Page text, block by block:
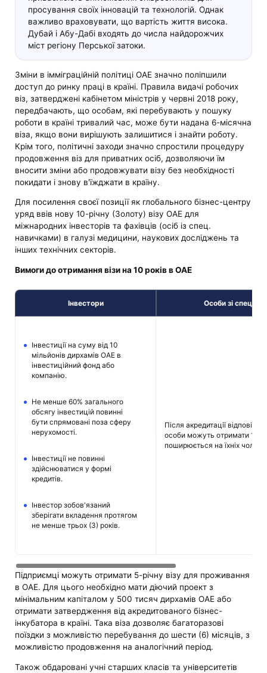
просування своїх інновацій та технологій. Однак
важливо враховувати, що вартість життя висока.
Дубай і Абу-Дабі входять до числа найдорожчих
міст регіону Перської затоки.
Зміни в імміграційній політиці ОАЕ значно поліпшили
доступ до ринку праці в країні. Правила видачі робочих
віз, затверджені кабінетом міністрів у червні 2018 року,
передбачають, що особам, які перебувають у пошуку
роботи в країні тривалий час, може бути надана 6-місячна
віза, якщо вони вирішують залишитися і знайти роботу.
Крім того, політичні заходи значно спростили процедуру
продовження віз для приватних осіб, дозволяючи їм
вносити зміни або продовжувати візу без необхідності
покидати і знову в'їжджати в країну.
Для посилення своєї позиції як глобального бізнес-центру
уряд ввів нову 10-річну (Золоту) візу ОАЕ для
міжнародних інвесторів та фахівців (осіб із спец.
навичками) в галузі медицини, наукових досліджень та
інших технічних секторів.
Вимоги до отримання візи на 10 років в ОАЕ
Інвестори Особи зі
Інвестиції на суму від 10
мільйонів дирхамів ОАЕ в
інвестиційний фонд або
компанію.
Не менше 60% загального
обсягу інвестицій повинні
бути спрямовані поза сферу
нерухомості.
Інвестиції не повинні
здійснюватися у формі
кредитів.
Інвестор зобов'язаний
зберігати вкладення протягом
не менше трьох (3) років.
Після акредитації
особи можуть отримати 10-
поширюється на їхніх
Підприємці можуть отримати 5-річну візу для проживання
в ОАЕ. Для цього необхідно мати діючий проект з
мінімальним капіталом у 500 тисяч дирхамів ОАЕ або
отримати затвердження від акредитованого бізнес-
інкубатора в країні. Така віза дозволяє багаторазові
поїздки з можливістю перебування до шести (6) місяців, з
можливістю продовження на аналогічний період.
Також обдаровані учні старших класів та університетів